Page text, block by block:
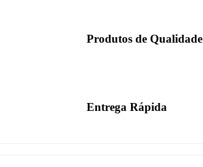
Produtos de Qualidade
Entrega Rápida